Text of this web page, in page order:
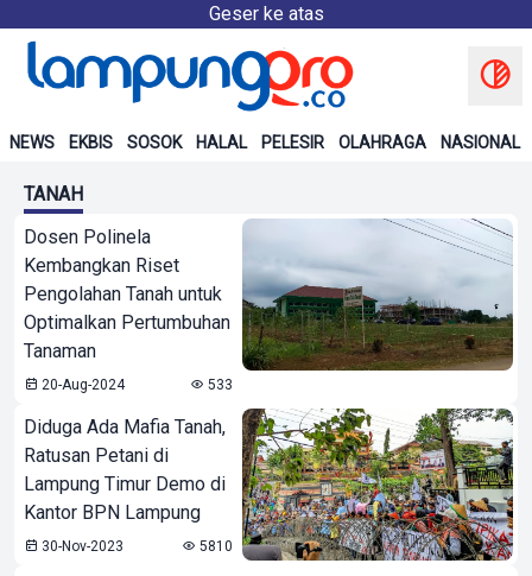
Geser ke atas
NEWS EKBIS SOSOK HALAL PELESIR OLAHRAGA NASIONAL
TANAH
Dosen Polinela
Kembangkan Riset
Pengolahan Tanah untuk
Optimalkan Pertumbuhan
Tanaman
20-Aug-2024 533
Diduga Ada Mafia Tanah,
Ratusan Petani di
Lampung Timur Demo di
Kantor BPN Lampung
30-Nov-2023 5810